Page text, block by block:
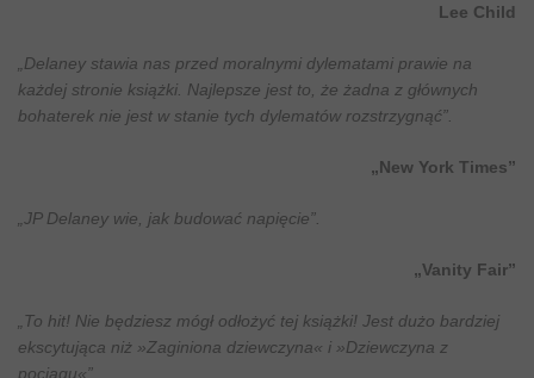
Lee Child
„Delaney stawia nas przed moralnymi dylematami prawie na
każdej stronie książki. Najlepsze jest to, że żadna z głównych
bohaterek nie jest w stanie tych dylematów rozstrzygnąć”.
„New York Times”
„JP Delaney wie, jak budować napięcie”.
„Vanity Fair”
„To hit! Nie będziesz mógł odłożyć tej książki! Jest dużo bardziej
ekscytująca niż »Zaginiona dziewczyna« i »Dziewczyna z
pociągu«”.